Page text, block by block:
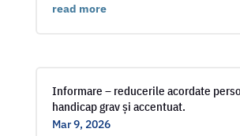
read more
Informare – reducerile acordate
handicap grav și accentuat.
Mar 9, 2026